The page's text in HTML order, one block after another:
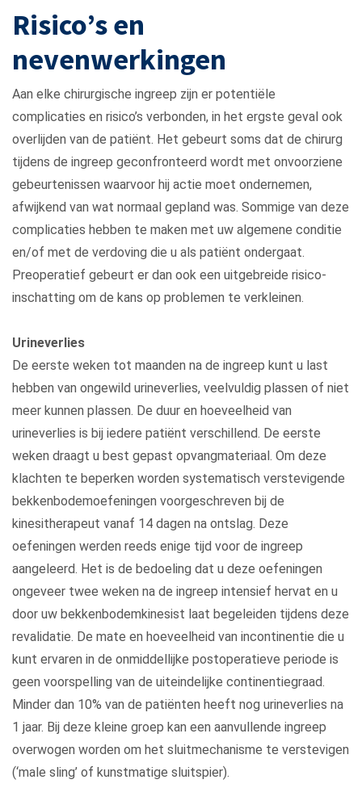
Risico’s en
nevenwerkingen
Aan elke chirurgische ingreep zijn er potentiële
complicaties en risico’s verbonden, in het ergste geval ook
overlijden van de patiënt. Het gebeurt soms dat de chirurg
tijdens de ingreep geconfronteerd wordt met onvoorziene
gebeurtenissen waarvoor hij actie moet ondernemen,
afwijkend van wat normaal gepland was. Sommige van deze
complicaties hebben te maken met uw algemene conditie
en/of met de verdoving die u als patiënt ondergaat.
Preoperatief gebeurt er dan ook een uitgebreide risico-
inschatting om de kans op problemen te verkleinen.
Urineverlies
De eerste weken tot maanden na de ingreep kunt u last
hebben van ongewild urineverlies, veelvuldig plassen of niet
meer kunnen plassen. De duur en hoeveelheid van
urineverlies is bij iedere patiënt verschillend. De eerste
weken draagt u best gepast opvangmateriaal. Om deze
klachten te beperken worden systematisch verstevigende
bekkenbodemoefeningen voorgeschreven bij de
kinesitherapeut vanaf 14 dagen na ontslag. Deze
oefeningen werden reeds enige tijd voor de ingreep
aangeleerd. Het is de bedoeling dat u deze oefeningen
ongeveer twee weken na de ingreep intensief hervat en u
door uw bekkenbodemkinesist laat begeleiden tijdens deze
revalidatie. De mate en hoeveelheid van incontinentie die u
kunt ervaren in de onmiddellijke postoperatieve periode is
geen voorspelling van de uiteindelijke continentiegraad.
Minder dan 10% van de patiënten heeft nog urineverlies na
1 jaar. Bij deze kleine groep kan een aanvullende ingreep
overwogen worden om het sluitmechanisme te verstevigen
(‘male sling’ of kunstmatige sluitspier).